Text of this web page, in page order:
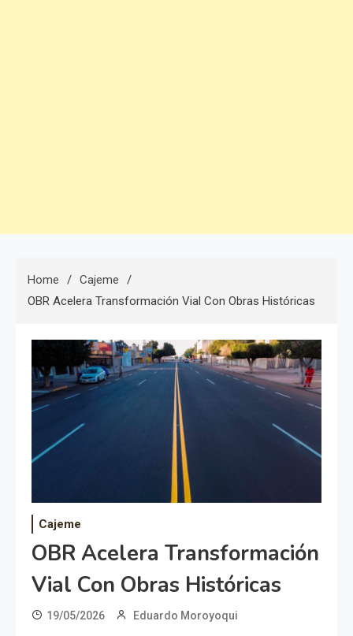
Home
Cajeme
OBR Acelera Transformación Vial Con Obras Históricas
Cajeme
OBR Acelera Transformación
Vial Con Obras Históricas
19/05/2026 Eduardo Moroyoqui